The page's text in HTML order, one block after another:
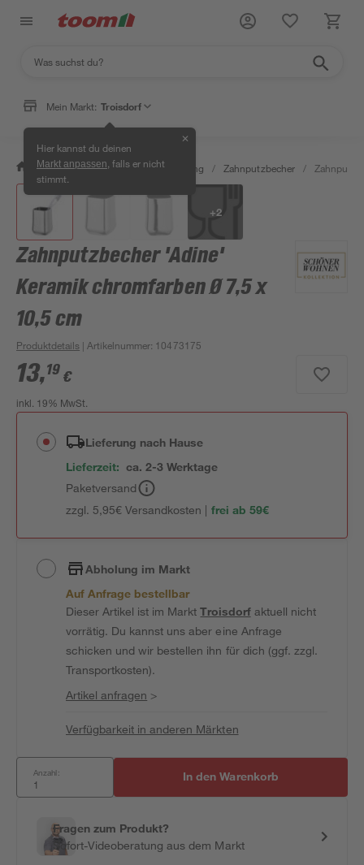
Mein Markt: Troisdorf
Hier kannst du deinen
Markt anpassen , falls er nicht
stimmt.
✕
/ Bad & Sanitär / Bad-Ausstattung / Zahnputzbecher /
+2
Zahnputzbecher 'Adine'
Keramik chromfarben Ø 7,5 x
10,5 cm
Produktdetails | Artikelnummer: 10473175
13,19 €
inkl. 19% MwSt.
Lieferung nach Hause
Lieferzeit: ca. 2-3 Werktage
Paketversand
zzgl. 5,95€ Versandkosten | frei ab 59€
Abholung im Markt
Auf Anfrage bestellbar
Dieser Artikel ist im MarktTroisdorfaktuell nicht
vorrätig. Du kannst uns aber eine Anfrage
schicken und wir bestellen ihn für dich (ggf. zzgl.
Transportkosten).
Artikel anfragen >
Verfügbarkeit in anderen Märkten
Anzahl: In den Warenkorb
Fragen zum Produkt?
Sofort-Videoberatung aus dem Markt